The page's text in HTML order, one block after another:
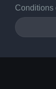
Conditions